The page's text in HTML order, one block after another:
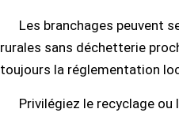
Les branchages peuvent
rurales sans déchetterie
toujours la réglementation
Privilégiez le recyclage